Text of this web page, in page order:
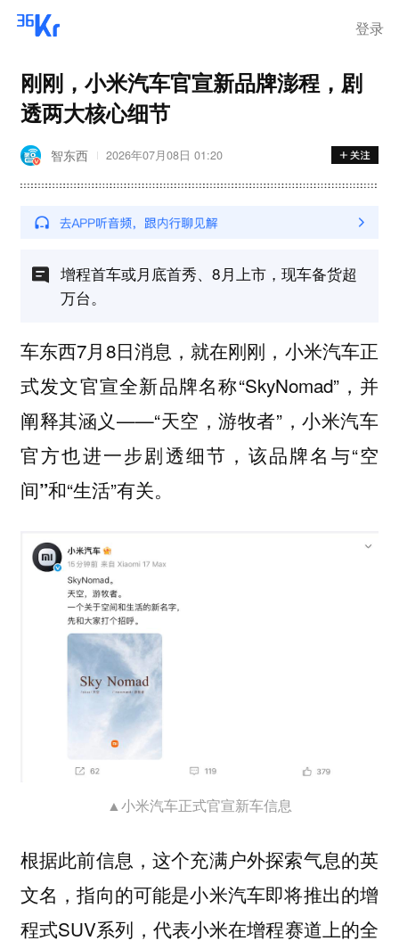
登录
刚刚，小米汽车官宣新品牌澎程，剧
透两大核心细节
智东西 2026年07月08日 01:20
增程首车或月底首秀、8月上市，现车备货超
万台。
车东西7月8日消息，就在刚刚，小米汽车正
式发文官宣全新品牌名称“SkyNomad”，并
阐释其涵义——“天空，游牧者”，小米汽车
官方也进一步剧透细节，该品牌名与“空
间”和“生活”有关。
▲小米汽车正式官宣新车信息
根据此前信息，这个充满户外探索气息的英
文名，指向的可能是小米汽车即将推出的增
程式SUV系列，代表小米在增程赛道上的全